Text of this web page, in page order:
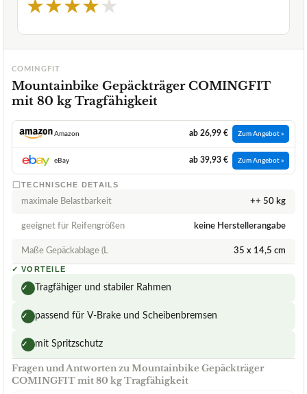
★★★★★
COMINGFIT
Mountainbike Gepäckträger COMINGFIT
mit 80 kg Tragfähigkeit
Amazon ab 26,99 € Zum Angebot »
eBay ab 39,93 € Zum Angebot »
TECHNISCHE DETAILS
maximale Belastbarkeit ++ 50 kg
geeignet für Reifengrößen keine Herstellerangabe
Maße Gepäckablage (L 35 x 14,5 cm
✓ VORTEILE
✓ Tragfähiger und stabiler Rahmen
✓ passend für V-Brake und Scheibenbremsen
✓ mit Spritzschutz
Fragen und Antworten zu Mountainbike Gepäckträger
COMINGFIT mit 80 kg Tragfähigkeit